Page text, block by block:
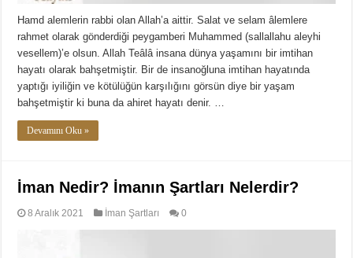
Hamd alemlerin rabbi olan Allah’a aittir. Salat ve selam âlemlere
rahmet olarak gönderdiği peygamberi Muhammed (sallallahu aleyhi
vesellem)’e olsun. Allah Teâlâ insana dünya yaşamını bir imtihan
hayatı olarak bahşetmiştir. Bir de insanoğluna imtihan hayatında
yaptığı iyiliğin ve kötülüğün karşılığını görsün diye bir yaşam
bahşetmiştir ki buna da ahiret hayatı denir. …
Devamını Oku »
İman Nedir? İmanın Şartları Nelerdir?
8 Aralık 2021 İman Şartları 0